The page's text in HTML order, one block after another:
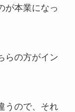
が本業になっ
らの方がイン
うので、それ